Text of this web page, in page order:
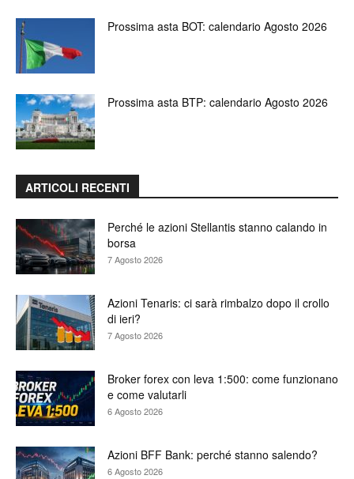
Prossima asta BOT: calendario Agosto 2026
Prossima asta BTP: calendario Agosto 2026
ARTICOLI RECENTI
Perché le azioni Stellantis stanno calando in
borsa
7 Agosto 2026
Azioni Tenaris: ci sarà rimbalzo dopo il crollo
di ieri?
7 Agosto 2026
Broker forex con leva 1:500: come funzionano
e come valutarli
6 Agosto 2026
Azioni BFF Bank: perché stanno salendo?
6 Agosto 2026